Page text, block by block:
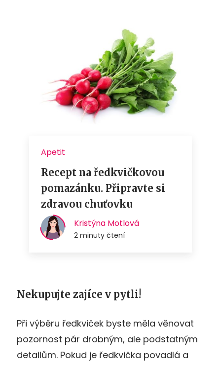
Nekupujte zajíce v pytli!
Při výběru ředkviček byste měla věnovat
pozornost pár drobným, ale podstatným
detailům. Pokud je ředkvička povadlá a